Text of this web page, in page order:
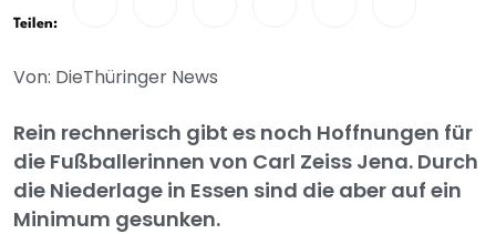
Teilen:
Von: DieThüringer News
Rein rechnerisch gibt es noch Hoffnungen für
die Fußballerinnen von Carl Zeiss Jena. Durch
die Niederlage in Essen sind die aber auf ein
Minimum gesunken.